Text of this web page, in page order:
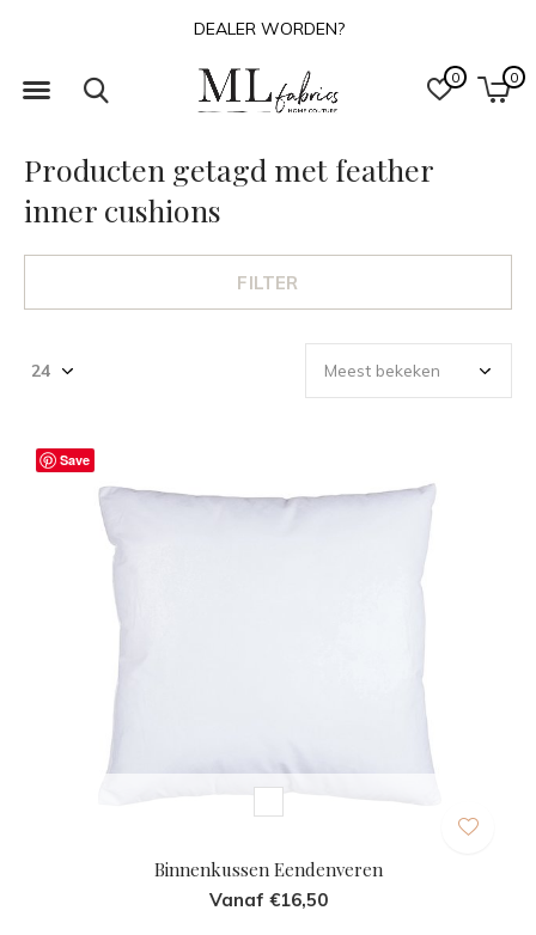
0 0
DEALER WORDEN?
Producten getagd met feather
inner cushions
FILTER
Binnenkussen Eendenveren
Vanaf €16,50
Save